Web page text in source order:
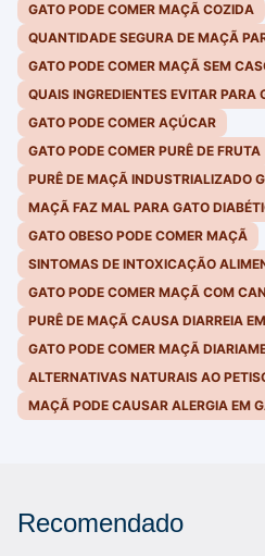
GATO PODE COMER MAÇÃ COZIDA
QUANTIDADE SEGURA DE MAÇÃ
GATO PODE COMER MAÇÃ SEM
QUAIS INGREDIENTES EVITAR PARA
GATO PODE COMER AÇÚCAR
GATO PODE COMER PURÊ DE FRUTA
PURÊ DE MAÇÃ INDUSTRIALIZADO
MAÇÃ FAZ MAL PARA GATO
GATO OBESO PODE COMER MAÇÃ
SINTOMAS DE INTOXICAÇÃO
GATO PODE COMER MAÇÃ COM
PURÊ DE MAÇÃ CAUSA DIARREIA
GATO PODE COMER MAÇÃ
ALTERNATIVAS NATURAIS AO
MAÇÃ PODE CAUSAR ALERGIA EM
Recomendado